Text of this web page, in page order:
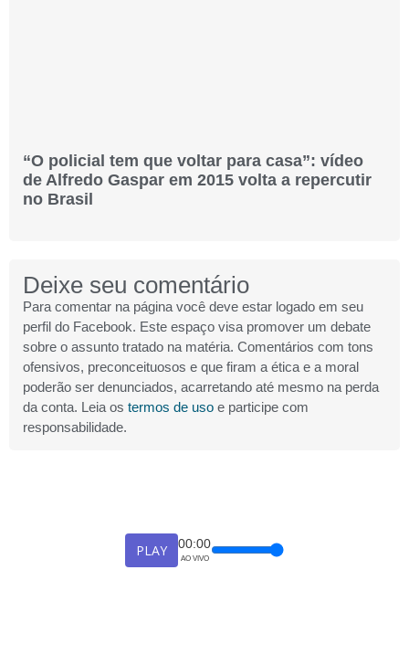
“O policial tem que voltar para casa”: vídeo
de Alfredo Gaspar em 2015 volta a repercutir
no Brasil
Deixe seu comentário
Para comentar na página você deve estar logado em seu
perfil do Facebook. Este espaço visa promover um debate
sobre o assunto tratado na matéria. Comentários com tons
ofensivos, preconceituosos e que firam a ética e a moral
poderão ser denunciados, acarretando até mesmo na perda
da conta. Leia os termos de uso e participe com
responsabilidade.
PLAY 00:00
AO VIVO